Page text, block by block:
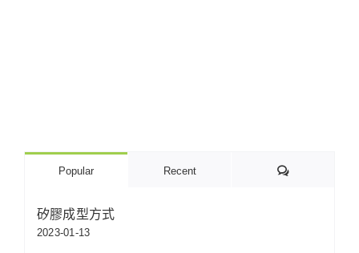
Popular Recent Comments
矽膠成型方式
2023-01-13